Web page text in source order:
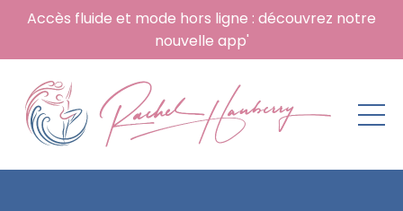
Accès fluide et mode hors ligne : découvrez notre
nouvelle app'